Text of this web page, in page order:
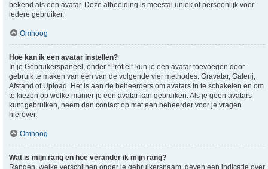
bekend als een avatar. Deze afbeelding is meestal uniek of persoonlijk voor
iedere gebruiker.
Omhoog
Hoe kan ik een avatar instellen?
In je Gebruikerspaneel, onder “Profiel” kun je een avatar toevoegen door
gebruik te maken van één van de volgende vier methodes: Gravatar, Galerij,
Afstand of Upload. Het is aan de beheerders om avatars in te schakelen en om
te kiezen op welke manier je een avatar kan gebruiken. Als je geen avatars
kunt gebruiken, neem dan contact op met een beheerder voor je vragen
hierover.
Omhoog
Wat is mijn rang en hoe verander ik mijn rang?
Rangen, welke verschijnen onder je gebruikersnaam, geven een indicatie over